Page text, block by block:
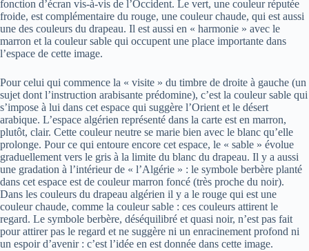
fonction d’écran vis-à-vis de l’Occident. Le vert, une couleur réputée
froide, est complémentaire du rouge, une couleur chaude, qui est aussi
une des couleurs du drapeau. Il est aussi en « harmonie » avec le
marron et la couleur sable qui occupent une place importante dans
l’espace de cette image.
Pour celui qui commence la « visite » du timbre de droite à gauche (un
sujet dont l’instruction arabisante prédomine), c’est la couleur sable qui
s’impose à lui dans cet espace qui suggère l’Orient et le désert
arabique. L’espace algérien représenté dans la carte est en marron,
plutôt, clair. Cette couleur neutre se marie bien avec le blanc qu’elle
prolonge. Pour ce qui entoure encore cet espace, le « sable » évolue
graduellement vers le gris à la limite du blanc du drapeau. Il y a aussi
une gradation à l’intérieur de « l’Algérie » : le symbole berbère planté
dans cet espace est de couleur marron foncé (très proche du noir).
Dans les couleurs du drapeau algérien il y a le rouge qui est une
couleur chaude, comme la couleur sable : ces couleurs attirent le
regard. Le symbole berbère, déséquilibré et quasi noir, n’est pas fait
pour attirer pas le regard et ne suggère ni un enracinement profond ni
un espoir d’avenir : c’est l’idée en est donnée dans cette image.